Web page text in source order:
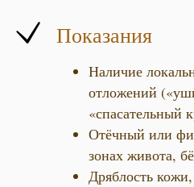
Показания
Наличие
отложений
«спасательный
Отёчный или
зонах живота,
Дряблость